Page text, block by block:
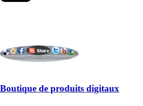
Boutique de produits digitaux